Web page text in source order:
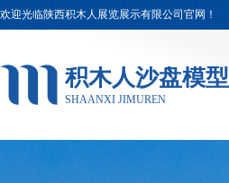
积木人沙盘模型
SHAANXI JIMUREN
欢迎光临陕西积木人展览展示有限公司官网！